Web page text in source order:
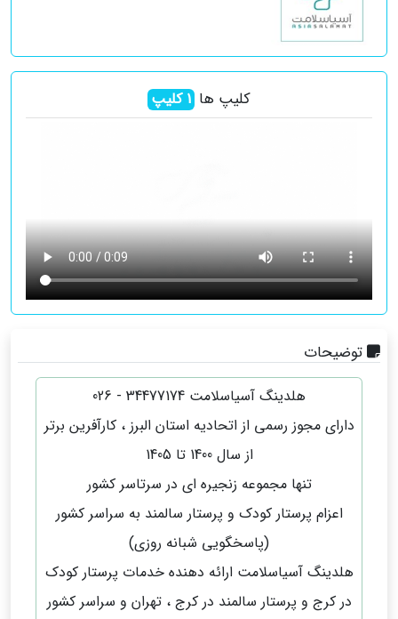
کلیپ ها 1کلیپ
توضیحات
هلدینگ آسیاسلامت 34477174 - 026
دارای مجوز رسمی از اتحادیه استان البرز ، کارآفرین برتر
از سال 1400 تا 1405
تنها مجموعه زنجیره ای در سرتاسر کشور
اعزام پرستار کودک و پرستار سالمند به سراسر کشور
(پاسخگویی شبانه روزی)
هلدینگ آسیاسلامت ارائه دهنده خدمات پرستار کودک
در کرج و پرستار سالمند در کرج ، تهران و سراسر کشور